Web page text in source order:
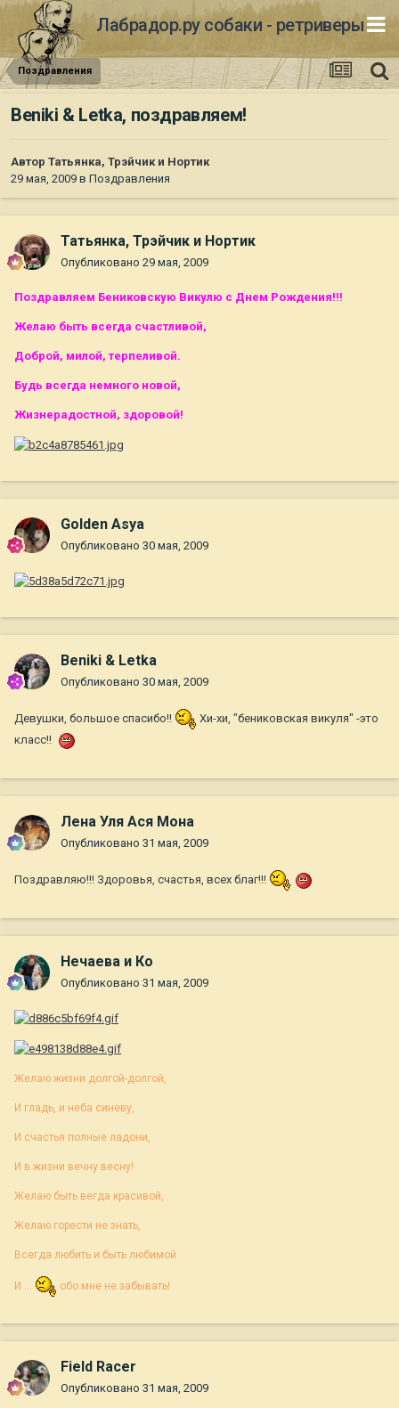
Лабрадор.ру собаки - ретриверы
Поздравления
Beniki & Letka, поздравляем!
Автор Татьянка, Трэйчик и Нортик
29 мая, 2009 в Поздравления
Татьянка, Трэйчик и Нортик
Опубликовано 29 мая, 2009
Поздравляем Бениковскую Викулю с Днем Рождения!!!
Желаю быть всегда счастливой,
Доброй, милой, терпеливой.
Будь всегда немного новой,
Жизнерадостной, здоровой!
Golden Asya
Опубликовано 30 мая, 2009
Beniki & Letka
Опубликовано 30 мая, 2009
Девушки, большое спасибо!!
Хи-хи, "бениковская викуля" -это
класс!!
Лена Уля Ася Мона
Опубликовано 31 мая, 2009
Поздравляю!!! Здоровья, счастья, всех благ!!!
Нечаева и Ко
Опубликовано 31 мая, 2009
Желаю жизни долгой-долгой,
И гладь, и неба синеву,
И счастья полные ладони,
И в жизни вечну весну!
Желаю быть вегда красивой,
Желаю горести не знать,
Всегда любить и быть любимой
И ... обо мне не забывать!
Field Racer
Опубликовано 31 мая, 2009